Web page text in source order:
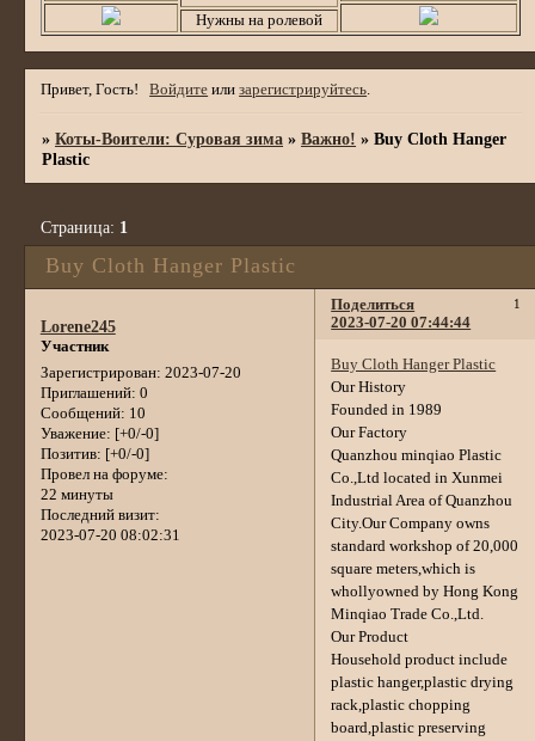
Нужны на ролевой
Привет, Гость! Войдите илизарегистрируйтесь.
»Коты-Воители: Суровая зима »Важно! »Buy Cloth Hanger
Plastic
Buy Cloth Hanger Plastic
Страница: 1
Поделиться 1
2023-07-20 07:44:44
Lorene245
Участник
Зарегистрирован: 2023-07-20
Приглашений: 0
Сообщений: 10
Уважение: [+0/-0]
Позитив: [+0/-0]
Провел на форуме:
22 минуты
Последний визит:
2023-07-20 08:02:31
Buy Cloth Hanger Plastic
Our History
Founded in 1989
Our Factory
Quanzhou minqiao Plastic
Co.,Ltd located in Xunmei
Industrial Area of Quanzhou
City.Our Company owns
standard workshop of 20,000
square meters,which is
whollyowned by Hong Kong
Minqiao Trade Co.,Ltd.
Our Product
Household product include
plastic hanger,plastic drying
rack,plastic chopping
board,plastic preserving